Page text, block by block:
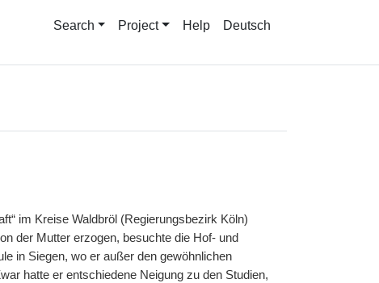
Search Project Help Deutsch
im Kreise Waldbröl (Regierungsbezirk Köln)
der Mutter erzogen, besuchte die Hof- und
in Siegen, wo er außer den gewöhnlichen
hatte er entschiedene Neigung zu den Studien,